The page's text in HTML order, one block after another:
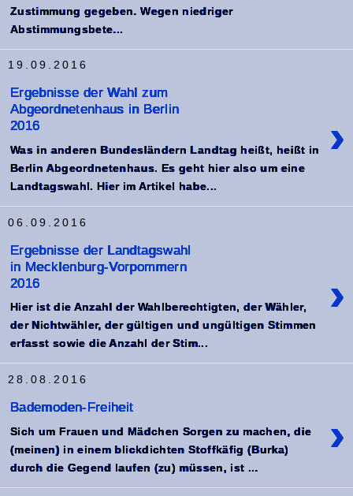
Zustimmung gegeben. Wegen niedriger
Abstimmungsbete...
19.09.2016
Ergebnisse der Wahl zum
Abgeordnetenhaus in Berlin
2016
›
Was in anderen Bundesländern Landtag heißt, heißt in
Berlin Abgeordnetenhaus. Es geht hier also um eine
Landtagswahl. Hier im Artikel habe...
06.09.2016
Ergebnisse der Landtagswahl
in Mecklenburg-Vorpommern
2016
›
Hier ist die Anzahl der Wahlberechtigten, der Wähler,
der Nichtwähler, der gültigen und ungültigen Stimmen
erfasst sowie die Anzahl der Stim...
28.08.2016
Bademoden-Freiheit
›
Sich um Frauen und Mädchen Sorgen zu machen, die
(meinen) in einem blickdichten Stoffkäfig (Burka)
durch die Gegend laufen (zu) müssen, ist ...